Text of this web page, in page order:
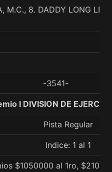
M.C., 8. DADDY LONG
-3541-
I DIVISION DE
Pista Regular
Indice: 1 al 1
$1050000 al 1ro,